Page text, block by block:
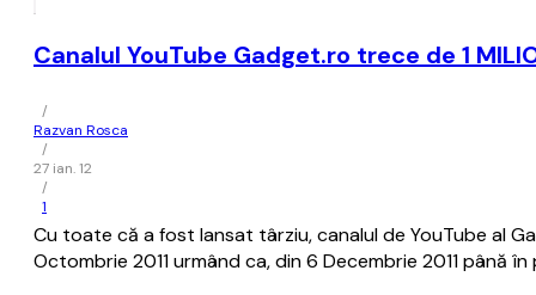
Canalul YouTube Gadget.ro trece de 1
/
Razvan Rosca
/
27 ian. 12
/
1
Cu toate că a fost lansat târziu, canalul de YouTube al
Octombrie 2011 urmând ca, din 6 Decembrie 2011 până